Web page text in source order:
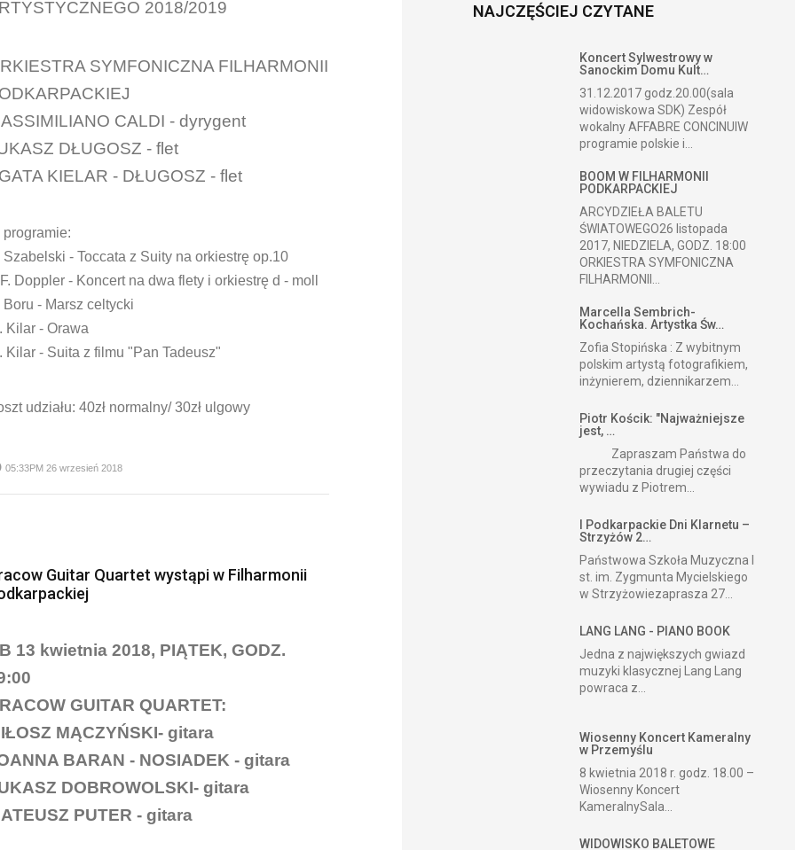
2018/2019
SYMFONICZNA FILHARMONII
CALDI - dyrygent
DŁUGOSZ - flet
KIELAR - DŁUGOSZ - flet
programie:
Szabelski - Toccata z Suity na orkiestrę op.10
Doppler - Koncert na dwa flety i orkiestrę d - moll
Boru - Marsz celtycki
Kilar - Orawa
Kilar - Suita z filmu "Pan Tadeusz"
udziału: 40zł normalny/ 30zł ulgowy
05:33PM 26 wrzesień 2018
Guitar Quartet wystąpi w Filharmonii
13 kwietnia 2018, PIĄTEK, GODZ.
GUITAR QUARTET:
MĄCZYŃSKI- gitara
BARAN - NOSIADEK - gitara
DOBROWOLSKI- gitara
PUTER - gitara
NAJCZĘŚCIEJ CZYTANE
Koncert Sylwestrowy w
Sanockim Domu Kult…
31.12.2017 godz.20.00(sala
widowiskowa SDK) Zespół
wokalny AFFABRE CONCINUIW
programie polskie i...
BOOM W FILHARMONII
PODKARPACKIEJ
ARCYDZIEŁA BALETU
ŚWIATOWEGO26 listopada
2017, NIEDZIELA, GODZ. 18:00
ORKIESTRA SYMFONICZNA
FILHARMONII...
Marcella Sembrich-
Kochańska. Artystka Św…
Zofia Stopińska : Z wybitnym
polskim artystą fotografikiem,
inżynierem, dziennikarzem...
Piotr Kościk: "Najważniejsze
jest, …
Zapraszam Państwa do
przeczytania drugiej części
wywiadu z Piotrem...
I Podkarpackie Dni Klarnetu –
Strzyżów 2…
Państwowa Szkoła Muzyczna I
st. im. Zygmunta Mycielskiego
w Strzyżowiezaprasza 27...
LANG LANG - PIANO BOOK
Jedna z największych gwiazd
muzyki klasycznej Lang Lang
powraca z...
Wiosenny Koncert Kameralny
w Przemyślu
8 kwietnia 2018 r. godz. 18.00 –
Wiosenny Koncert
KameralnySala...
WIDOWISKO BALETOWE